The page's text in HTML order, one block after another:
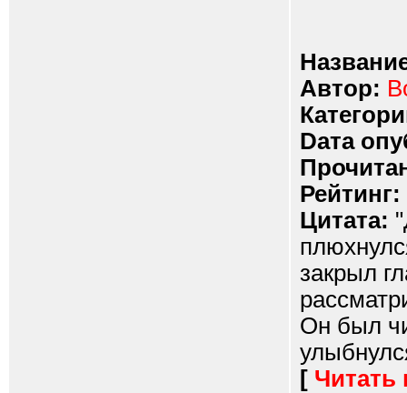
Автор:
Dата
Рейтинг:
Цитата:
закрыл
Он был
[ Читать